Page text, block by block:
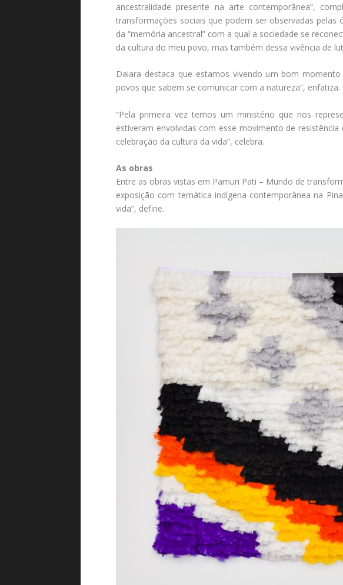
ancestralidade presente na arte contemporânea”,
transformações sociais que podem ser observadas
da “memória ancestral” com a qual a sociedade se
da cultura do meu povo, mas também dessa vivência de
Daiara destaca que estamos vivendo um bom
povos que sabem se comunicar com a natureza”,
“Pela primeira vez temos um ministério que nos
estiveram envolvidas com esse movimento de
celebração da cultura da vida”, celebra.
As obras
Entre as obras vistas em Pamuri Pati – Mundo de
exposição com temática indígena contemporânea na
vida”, define.